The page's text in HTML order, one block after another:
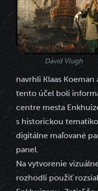
Dávid Vlugh
navrhli Klaas Koeman
tento účel boli
centre mesta
s historickou
digitálne maľované
panel.
Na vytvorenie
rozhodli použiť